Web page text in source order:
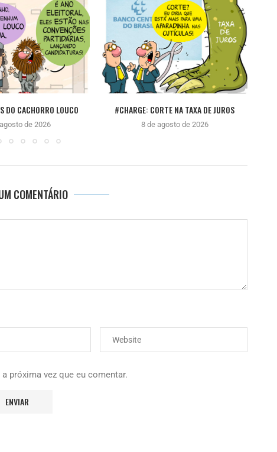
DO CACHORRO LOUCO
de 2026
#CHARGE: CORTE NA TAXA DE JUROS
8 de agosto de 2026
COMENTÁRIO
próxima vez que eu comentar.